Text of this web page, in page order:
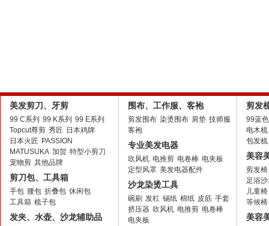
美发剪刀、牙剪
99 C系列 99 K系列 99 E系列
Topcut尊剪 秀匠 日本鸡牌
日本火匠 PASSION
MATUSUKA 加贺 特型小剪刀
宠物剪 其他品牌
剪刀包、工具箱
手包 腰包 折叠包 休闲包
工具箱 梳子包
发夹、水壶、沙龙辅助品
围布、工作服、客袍
剪发围布 染烫围布 肩垫 技师服
客袍
专业美发电器
吹风机 电推剪 电卷棒 电夹板
定型风罩 美发电器配件
沙龙染烫工具
碗刷 发杠 锡纸 棉纸 皮筋 手套
挤压器 吹风机 电推剪 电卷棒
电夹板
剪发
99蓝
电木梳
包发梳
美容
剪发椅
足浴
儿童椅
等候椅
美容